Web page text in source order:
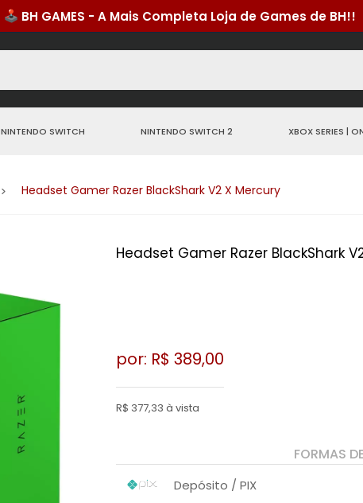
NINTENDO SWITCH NINTENDO SWITCH 2 XBOX SERIES |
Headset Gamer Razer BlackShark V2 X Mercury
Headset Gamer Razer BlackShark
por: R$ 389,00
R$ 377,33 à vista
FORMAS
Depósito / PIX